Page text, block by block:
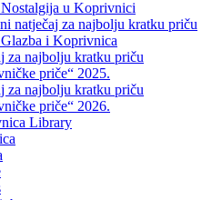
u Koprivnici
natječaj za najbolju kratku priču
i Koprivnica
za najbolju kratku priču
priče“ 2025.
za najbolju kratku priču
priče“ 2026.
Library